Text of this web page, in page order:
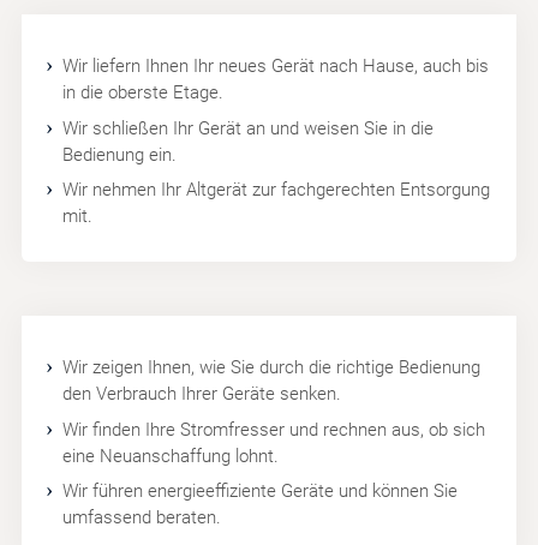
Wir liefern Ihnen Ihr neues Gerät nach Hause, auch bis
in die oberste Etage.
Wir schließen Ihr Gerät an und weisen Sie in die
Bedienung ein.
Wir nehmen Ihr Altgerät zur fachgerechten Entsorgung
mit.
Wir zeigen Ihnen, wie Sie durch die richtige Bedienung
den Verbrauch Ihrer Geräte senken.
Wir finden Ihre Stromfresser und rechnen aus, ob sich
eine Neuanschaffung lohnt.
Wir führen energieeffiziente Geräte und können Sie
umfassend beraten.